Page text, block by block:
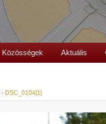
Közösségek Aktuális
- DSC_0104[1]